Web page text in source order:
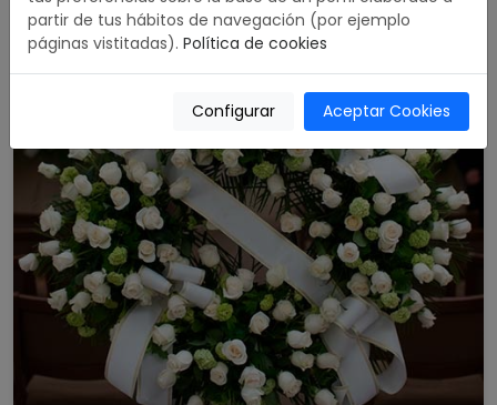
partir de tus hábitos de navegación (por ejemplo
páginas vistitadas). Política de cookies
Configurar Aceptar Cookies